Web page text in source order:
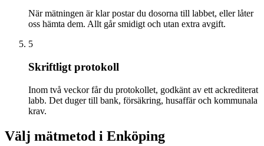
När mätningen är klar postar du dosorna till labbet, eller låter
oss hämta dem. Allt går smidigt och utan extra avgift.
5
Skriftligt protokoll
Inom två veckor får du protokollet, godkänt av ett ackrediterat
labb. Det duger till bank, försäkring, husaffär och kommunala
krav.
Välj mätmetod i Enköping